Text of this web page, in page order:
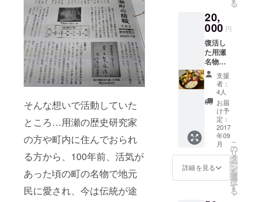
そんな想いで活動していた
ところ…用瀬の歴史研究家
の方や町内に住んでおられ
る方から、100年前、活気が
あった頃の町の名物で地元
民に愛され、今は伝統が途
色はお
選びい
ただけ
ませ
ん。 ※
絵はが
きのデ
ザイン
の指定
はでき
ませ
ん。
してお
られる
焙煎 燕
珈琲×川
のhotori
用瀬
オリジ
ナルブ
レン
ド 珈
琲豆１
００ｇ
』、
『もち
末住
人 お
す。 ※
アンコ
ロマン
ジュウ
は９月
下旬頃
より店
頭販売
の予定
になり
ます。※
感謝の
宴は平
日の
昼・金
＆土の
夜、予
きま
す。
『アン
コロマ
ンジュ
ウ引換
券』と
合わせ
て、用
瀬町内
でオー
ダー靴
を作成
してお
られる
『ねじ
まき鳥
hotori用
る
20,
000 円
復活し
た用瀬
名物
『アン
コロマ
ンジュ
ウ』
を、ぜ
ひ最初
にお召
し上が
り頂き
たく引
換券を
お送り
させて
支援
者：
4人
お届
け予
定：
2017
年09
月
詳細を見る
こ
の
リ
タ
ー
ン
を
選
択
す
る